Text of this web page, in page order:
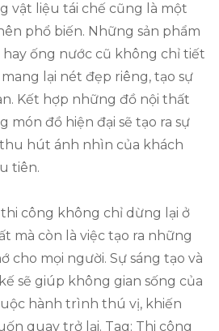
vật liệu tái chế cũng là một
phổ biến. Những sản phẩm
ống nước cũ không chỉ tiết
lại nét đẹp riêng, tạo sự
Kết hợp những đồ nội thất
món đồ hiện đại sẽ tạo ra sự
hút ánh nhìn của khách
tiên.
công không chỉ dừng lại ở
mà còn là việc tạo ra những
cho mọi người. Sự sáng tạo và
sẽ giúp không gian sống của
hành trình thú vị, khiến
quay trở lại. Tag: Thi công